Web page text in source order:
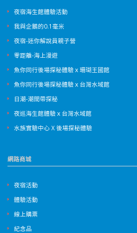
夜宿海生館體驗活動
我與企鵝的0.1毫米
夜宿-迷你解說員親子營
零距離-海上漫遊
魚你同行後場探秘體驗ｘ珊瑚王國館
魚你同行後場探秘體驗ｘ台灣水域館
日潮-潮間帶探秘
夜巡海生館體驗ｘ台灣水域館
水族實驗中心 X 後場探秘體驗
網路商城
夜宿活動
體驗活動
線上購票
紀念品